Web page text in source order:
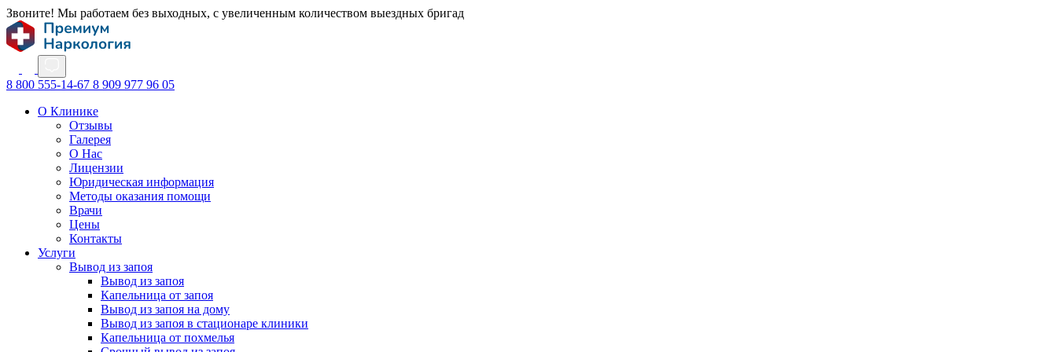
Звоните! Мы работаем без выходных, с увеличенным количеством выездных бригад
8 800 555-14-67 8 909 977 96 05
О Клинике
Отзывы
Галерея
О Нас
Лицензии
Юридическая информация
Методы оказания помощи
Врачи
Цены
Контакты
Услуги
Вывод из запоя
Вывод из запоя
Капельница от запоя
Вывод из запоя на дому
Вывод из запоя в стационаре клиники
Капельница от похмелья